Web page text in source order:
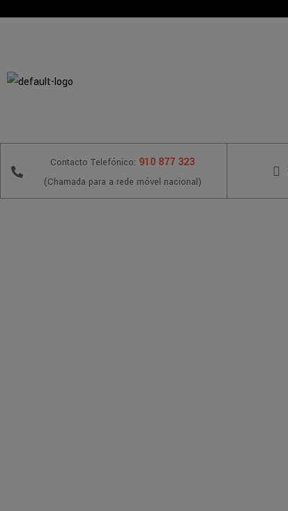
Contacto Telefónico: 910 877 323
(Chamada para a rede móvel nacional)